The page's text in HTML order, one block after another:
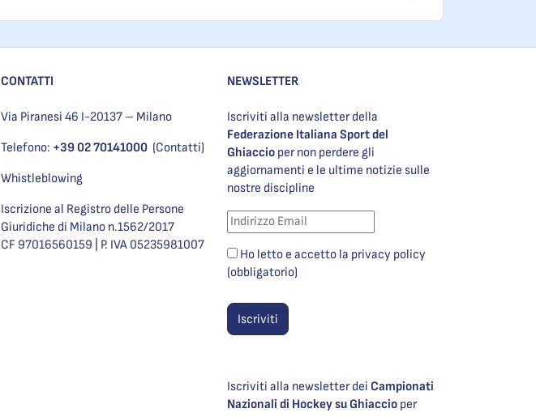
CONTATTI
Via Piranesi 46 I-20137 – Milano
Telefono: +39 02 70141000 (Contatti)
Whistleblowing
Iscrizione al Registro delle Persone
Giuridiche di Milano n.1562/2017
CF 97016560159 | P. IVA 05235981007
NEWSLETTER
Iscriviti alla newsletter della
Federazione Italiana Sport del
Ghiaccio per non perdere gli
aggiornamenti e le ultime notizie sulle
nostre discipline
Ho letto e accetto la privacy policy
(obbligatorio)
Iscriviti alla newsletter dei Campionati
Nazionali di Hockey su Ghiaccio per